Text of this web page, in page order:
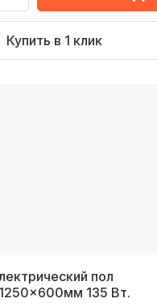
Купить в 1 клик
пол
135 Вт.